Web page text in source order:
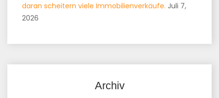
daran scheitern viele Immobilienverkäufe. Juli 7,
2026
Archiv